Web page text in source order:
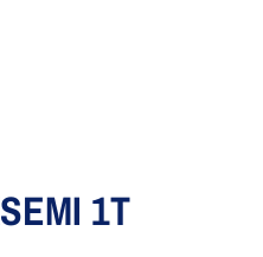
1T